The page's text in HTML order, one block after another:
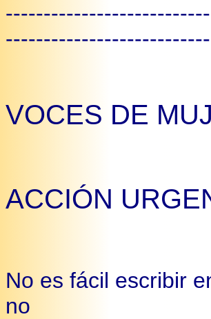
VOCES DE
ACCIÓN
No es fácil escribir
no